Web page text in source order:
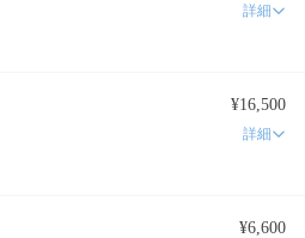
詳細
¥16,500
詳細
¥6,600